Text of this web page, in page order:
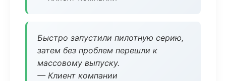
Быстро запустили пилотную серию,
затем без проблем перешли к
массовому выпуску.
— Клиент компании